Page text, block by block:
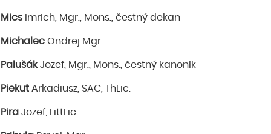
Mics Imrich, Mgr., Mons., čestný dekan
Michalec Ondrej Mgr.
PalušákJozef, Mgr., Mons., čestný kanonik
Piekut Arkadiusz, SAC, ThLic.
Pira Jozef, LittLic.